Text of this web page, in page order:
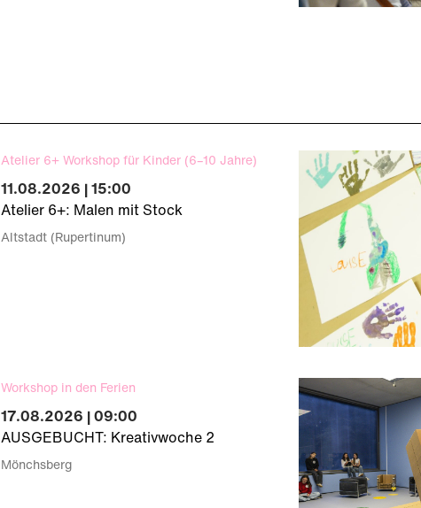
Atelier 6+ Workshop für Kinder (6–10 Jahre)
11.08.2026 | 15:00
Atelier 6+: Malen mit Stock
Altstadt (Rupertinum)
Workshop in den Ferien
17.08.2026 | 09:00
AUSGEBUCHT: Kreativwoche 2
Mönchsberg